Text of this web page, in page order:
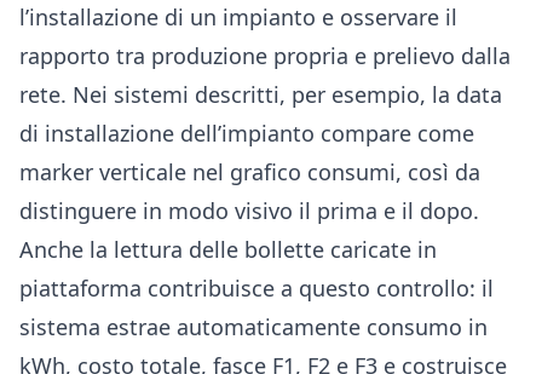
l’installazione di un impianto e osservare il
rapporto tra produzione propria e prelievo dalla
rete. Nei sistemi descritti, per esempio, la data
di installazione dell’impianto compare come
marker verticale nel grafico consumi, così da
distinguere in modo visivo il prima e il dopo.
Anche la lettura delle bollette caricate in
piattaforma contribuisce a questo controllo: il
sistema estrae automaticamente consumo in
kWh, costo totale, fasce F1, F2 e F3 e costruisce